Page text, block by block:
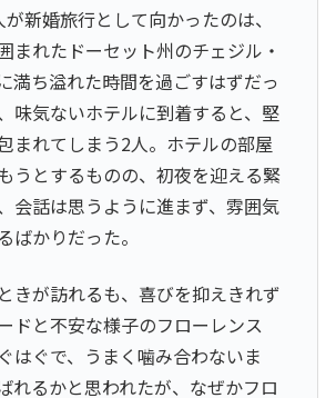
新婚旅行として向かったのは、
まれたドーセット州のチェジル・
満ち溢れた時間を過ごすはずだっ
味気ないホテルに到着すると、堅
まれてしまう2人。ホテルの部屋
うとするものの、初夜を迎える緊
会話は思うように進まず、雰囲気
ばかりだった。
きが訪れるも、喜びを抑えきれず
ドと不安な様子のフローレンス
はぐで、うまく噛み合わないま
れるかと思われたが、なぜかフロ